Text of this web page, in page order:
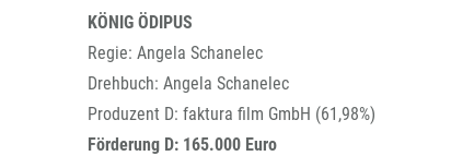
KÖNIG ÖDIPUS
Regie: Angela Schanelec
Drehbuch: Angela Schanelec
Produzent D: faktura film GmbH (61,98%)
Förderung D: 165.000 Euro